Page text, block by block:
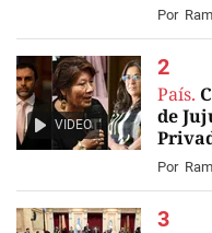
Por
VIDEO
País.
de
Por